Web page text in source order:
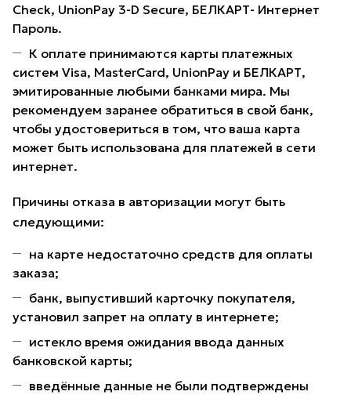
Check, UnionPay 3-D Secure, БЕЛКАРТ- Интернет
Пароль.
К оплате принимаются карты платежных
систем Visa, MasterCard, UnionPay и БЕЛКАРТ,
эмитированные любыми банками мира. Мы
рекомендуем заранее обратиться в свой банк,
чтобы удостовериться в том, что ваша карта
может быть использована для платежей в сети
интернет.
Причины отказа в авторизации могут быть
следующими:
на карте недостаточно средств для оплаты
заказа;
банк, выпустивший карточку покупателя,
установил запрет на оплату в интернете;
истекло время ожидания ввода данных
банковской карты;
введённые данные не были подтверждены